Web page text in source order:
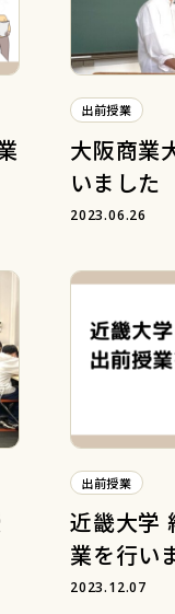
出前授業
大阪商業
いました
2023.06.26
出前授業
近畿大学
業を行い
2023.12.07